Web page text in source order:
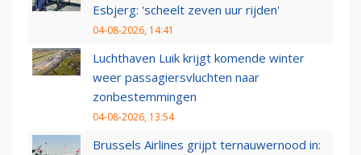
Esbjerg: 'scheelt zeven uur rijden'
04-08-2026, 14:41
Luchthaven Luik krijgt komende winter
weer passagiersvluchten naar
zonbestemmingen
04-08-2026, 13:54
Brussels Airlines grijpt ternauwernood in: